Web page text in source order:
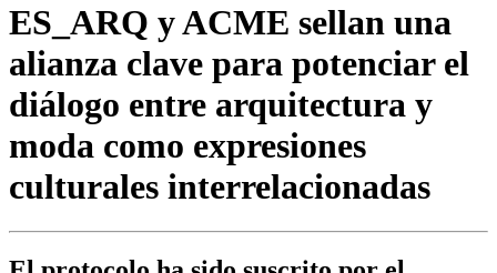
ES_ARQ y ACME sellan una
alianza clave para potenciar el
diálogo entre arquitectura y
moda como expresiones
culturales interrelacionadas